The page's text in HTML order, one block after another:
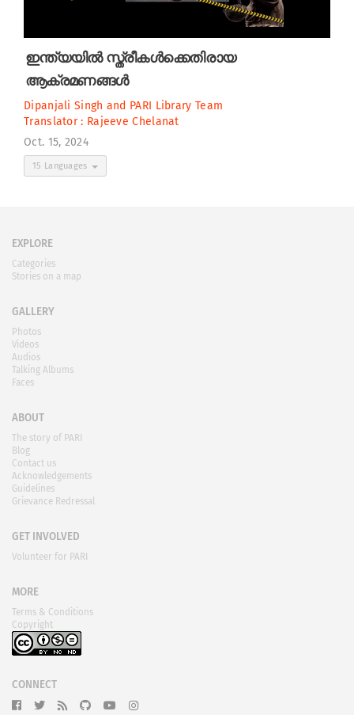
ഇന്ത്യയിൽ സ്ത്രീകൾക്കെതിരായ
ആക്രമണങ്ങൾ
Dipanjali Singh and PARI Library Team
Translator : Rajeeve Chelanat
Oct. 15, 2024
15 Languages
EXPLORE
Categories
Stories on a map
GALLERY
Photos
Videos
Audios
Talking Albums
Faces
ABOUT
The story of PARI
Blog
Contact us
Acknowledgements
Guidelines
Grievance Redressal
GET INVOLVED
Volunteer for PARI
MORE
Terms & Conditions
Copyright
CONNECT